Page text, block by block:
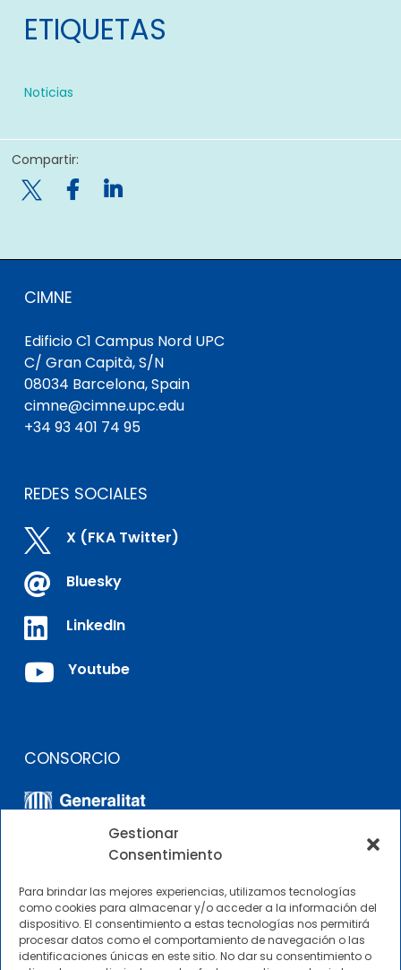
Gestionar
Consentimiento
Para brindar las mejores experiencias, utilizamos tecnologías
como cookies para almacenar y/o acceder a la información del
dispositivo. El consentimiento a estas tecnologías nos permitirá
procesar datos como el comportamiento de navegación o las
identificaciones únicas en este sitio. No dar su consentimiento o
ETIQUETAS
Noticias
Compartir:

CIMNE
Edificio C1 Campus Nord UPC
C/ Gran Capità, S/N
08034 Barcelona, Spain
cimne@cimne.upc.edu
+34 93 401 74 95
REDES SOCIALES
 X (FKA Twitter)
 Bluesky
 LinkedIn
 Youtube
CONSORCIO
OTROS ENLACES